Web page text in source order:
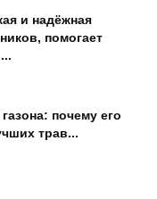
и надёжная
помогает
почему его
трав...